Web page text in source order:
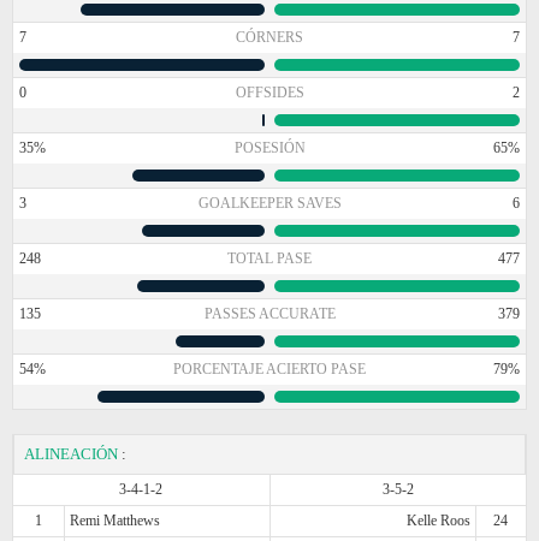
7 CÓRNERS 7
0 OFFSIDES 2
35% POSESIÓN 65%
3 GOALKEEPER SAVES 6
248 TOTAL PASE 477
135 PASSES ACCURATE 379
54% PORCENTAJE ACIERTO PASE 79%
ALINEACIÓN :
3-4-1-2
3-5-2
1
Remi Matthews Kelle Roos
24